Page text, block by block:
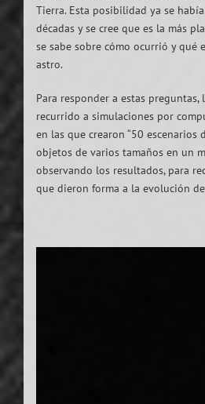
Tierra. Esta posibilidad ya se
décadas y se cree que es la más
se sabe sobre cómo ocurrió y qué
astro.
Para responder a estas
recurrido a simulaciones por
en las que crearon “50 escenarios
objetos de varios tamaños en un
observando los resultados, para
que dieron forma a la evolución